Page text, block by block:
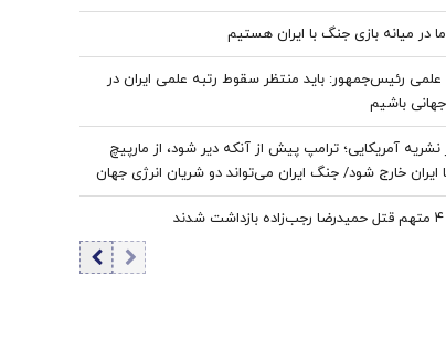
در میانه بازی جنگ با ایران هستیم
علمی رئیس‌جمهور: باید منتظر سقوط رتبه علمی ایران در
باشیم
آمریکایی؛ ترامپ پیش از آنکه دیر شود، از مارپیچ
ایران خارج شود/ جنگ ایران می‌تواند دو شریان انرژی جهان
بیندازد